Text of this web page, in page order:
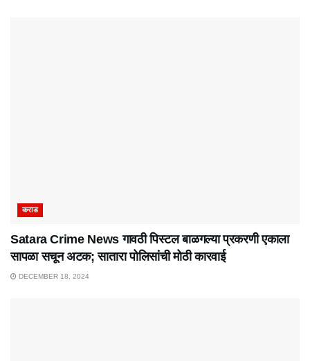
कराड
Satara Crime News गावठी पिस्टल बाळगल्या प्रकरणी एकाला
सापळा सचून अटक; सातारा पोलिसांची मोठी कारवाई
DECEMBER 18, 2024